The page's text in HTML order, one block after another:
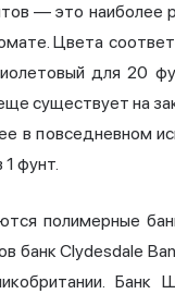
— это наиболее
Цвета
для 20
существует на
в повседневном
фунт.
полимерные
банк Clydesdale